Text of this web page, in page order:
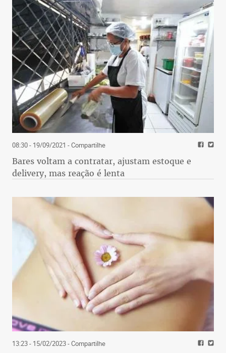
08:30 - 19/09/2021 - Compartilhe
Bares voltam a contratar, ajustam estoque e
delivery, mas reação é lenta
13:23 - 15/02/2023- Compartilhe